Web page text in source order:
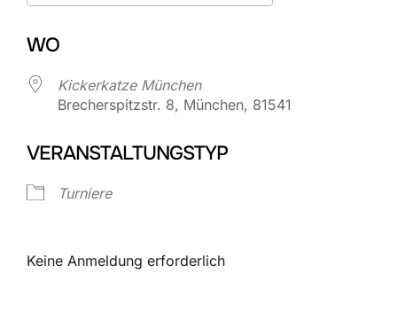
WO
Kickerkatze München
Brecherspitzstr. 8, München, 81541
VERANSTALTUNGSTYP
Turniere
Keine Anmeldung erforderlich